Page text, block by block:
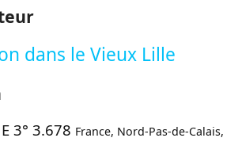
dans le Vieux Lille
E 3° 3.678 France, Nord-Pas-de-Calais,